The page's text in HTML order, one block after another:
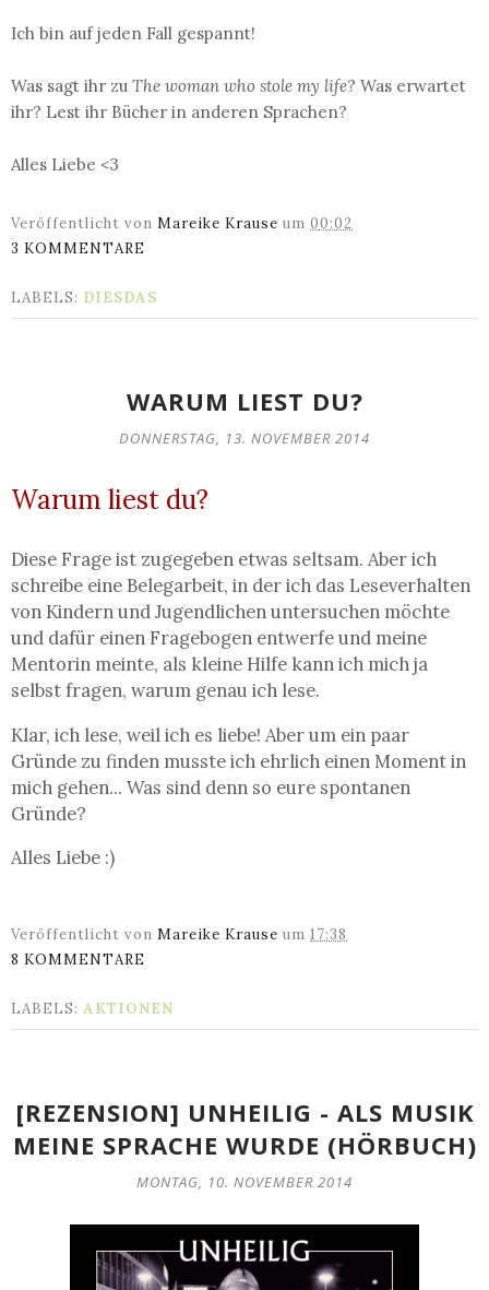
Ich bin auf jeden Fall gespannt!
Was sagt ihr zu The woman who stole my life? Was erwartet
ihr? Lest ihr Bücher in anderen Sprachen?
Alles Liebe <3
Veröffentlicht von Mareike Krause um 00:02
3 KOMMENTARE
LABELS: DIESDAS
WARUM LIEST DU?
DONNERSTAG, 13. NOVEMBER 2014
Warum liest du?
Diese Frage ist zugegeben etwas seltsam. Aber ich
schreibe eine Belegarbeit, in der ich das Leseverhalten
von Kindern und Jugendlichen untersuchen möchte
und dafür einen Fragebogen entwerfe und meine
Mentorin meinte, als kleine Hilfe kann ich mich ja
selbst fragen, warum genau ich lese.
Klar, ich lese, weil ich es liebe! Aber um ein paar
Gründe zu finden musste ich ehrlich einen Moment in
mich gehen... Was sind denn so eure spontanen
Gründe?
Alles Liebe :)
Veröffentlicht von Mareike Krause um 17:38
8 KOMMENTARE
LABELS: AKTIONEN
[REZENSION] UNHEILIG - ALS MUSIK
MEINE SPRACHE WURDE (HÖRBUCH)
MONTAG, 10. NOVEMBER 2014